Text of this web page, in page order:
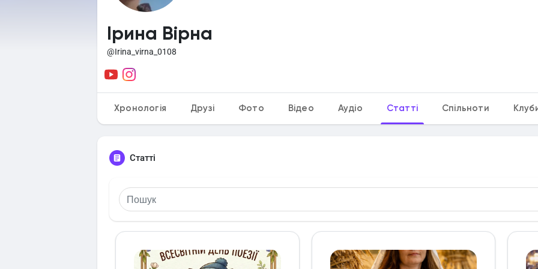
Ірина Вірна
@Irina_virna_0108
Хронологія Друзі Фото Відео Аудіо Статті Спільноти
Статті